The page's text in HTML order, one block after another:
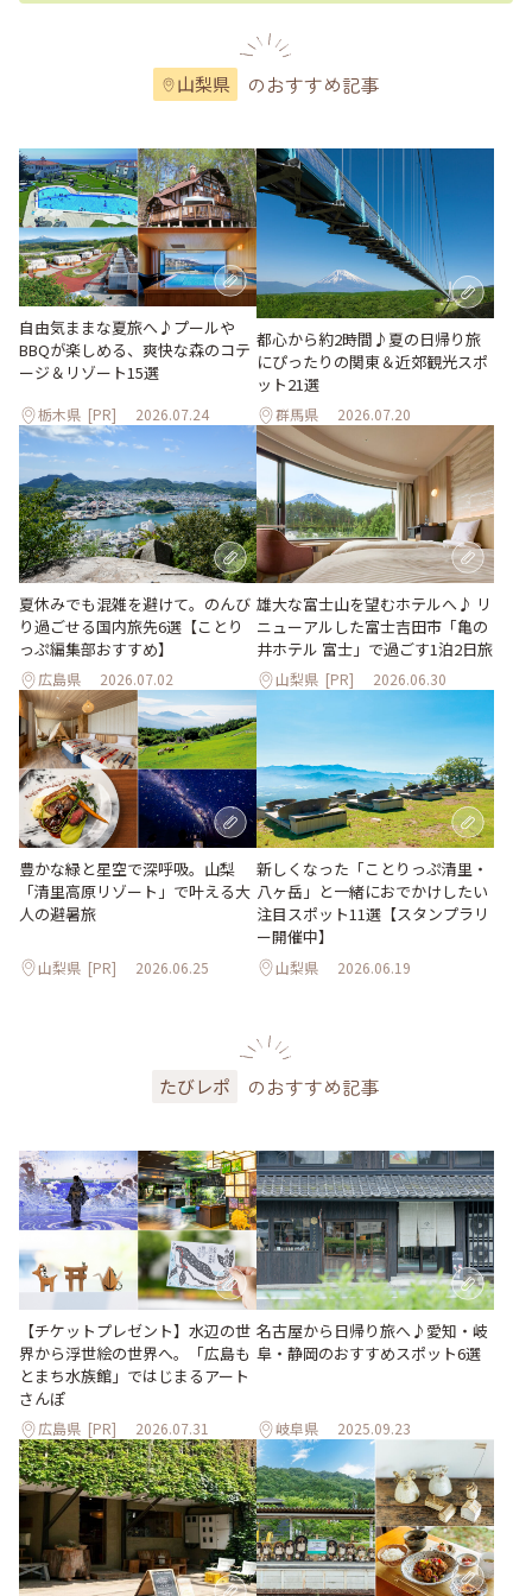
山梨県 のおすすめ記事
自由気ままな夏旅へ♪プールや
BBQが楽しめる、爽快な森のコテ
ージ＆リゾート15選
栃木県 [PR] 2026.07.24
都心から約2時間♪夏の日帰り旅
にぴったりの関東＆近郊観光スポ
ット21選
群馬県 2026.07.20
夏休みでも混雑を避けて。のんび
り過ごせる国内旅先6選【ことり
っぷ編集部おすすめ】
広島県 2026.07.02
雄大な富士山を望むホテルへ♪ リ
ニューアルした富士吉田市「亀の
井ホテル 富士」で過ごす1泊2日旅
山梨県 [PR] 2026.06.30
豊かな緑と星空で深呼吸。山梨
「清里高原リゾート」で叶える大
人の避暑旅
山梨県 [PR] 2026.06.25
新しくなった「ことりっぷ清里・
八ヶ岳」と一緒におでかけしたい
注目スポット11選【スタンプラリ
ー開催中】
山梨県 2026.06.19
たびレポ のおすすめ記事
【チケットプレゼント】水辺の世
界から浮世絵の世界へ。「広島も
とまち水族館」ではじまるアート
さんぽ
広島県 [PR] 2026.07.31
名古屋から日帰り旅へ♪愛知・岐
阜・静岡のおすすめスポット6選
岐阜県 2025.09.23